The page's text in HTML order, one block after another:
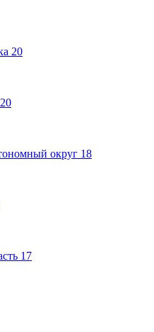
20
20
округ 18
17